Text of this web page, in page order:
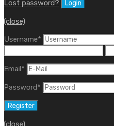
Lost password?
(close)
Username*
Email*
Password*
(close)